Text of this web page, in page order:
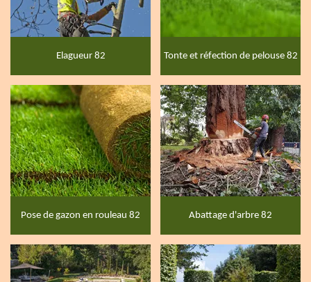
Elagueur 82 Tonte et réfection de pelouse 82
Pose de gazon en rouleau 82 Abattage d'arbre 82